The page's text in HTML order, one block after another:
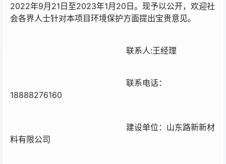
2022年9月21日至2023年1月20日。现予以公开，欢迎社
会各界人士针对本项目环境保护方面提出宝贵意见。
联系人:王经理
联系电话：
18888276160
建设单位：山东路新新材
料有限公司